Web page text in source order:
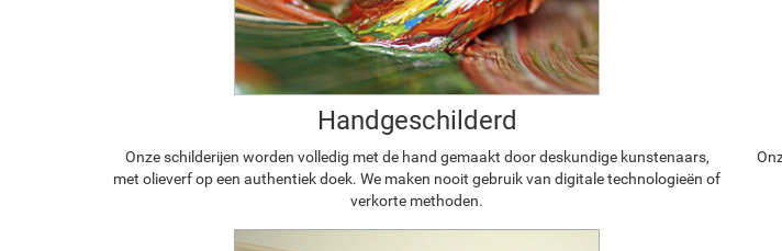
Handgeschilderd
Onze schilderijen worden volledig met de hand gemaakt door deskundige kunstenaars,
met olieverf op een authentiek doek. We maken nooit gebruik van digitale technologieën of
verkorte methoden.